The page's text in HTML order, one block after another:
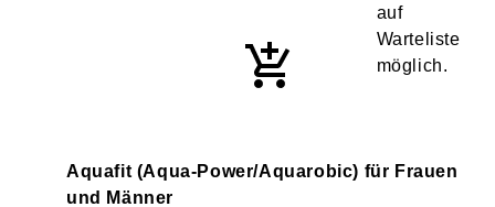
Aquafit (Aqua-Power/Aquarobic) für Frauen
und Männer